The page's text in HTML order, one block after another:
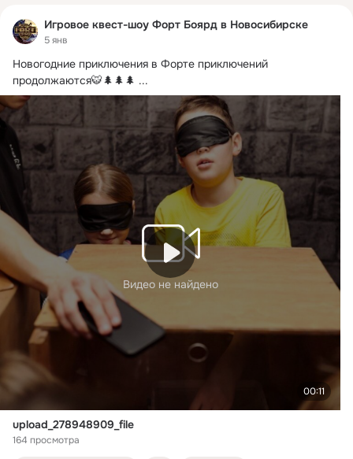
Игровое квест-шоу Форт Боярд в Новосибирске
5 янв
Новогодние приключения в Форте приключений
продолжаются🐯🌲🌲🌲 ...
00:11
Видео не найдено
upload_278948909_file
164 просмотра